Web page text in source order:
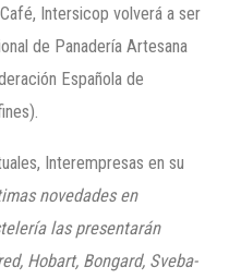
Intersicop volverá a ser
de Panadería Artesana
Española de
Interempresas en su
novedades en
las presentarán
Hobart, Bongard, Sveba-